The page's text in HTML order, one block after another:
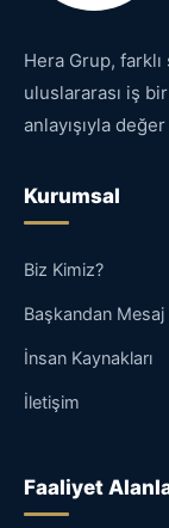
Hera Grup,
uluslararası iş
anlayışıyla
Kurumsal
Biz Kimiz?
Başkandan Mesaj
İnsan Kaynakları
İletişim
Faaliyet